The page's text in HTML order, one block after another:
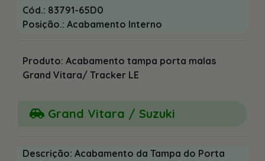
Cód.: 83791-65D0
Posição.: Acabamento Interno
Produto: Acabamento tampa porta malas
Grand Vitara/ Tracker LE
Grand Vitara / Suzuki
Descrição: Acabamento da Tampa do Porta